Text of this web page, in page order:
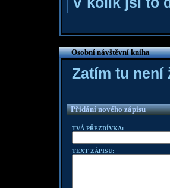
Osobní návštěvní kniha
Zatím tu není
Přidání nového zápisu
TVÁ PŘEZDÍVKA:
TEXT ZÁPISU: